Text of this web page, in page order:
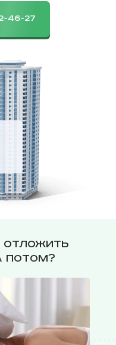
46-27
отложить
потом?